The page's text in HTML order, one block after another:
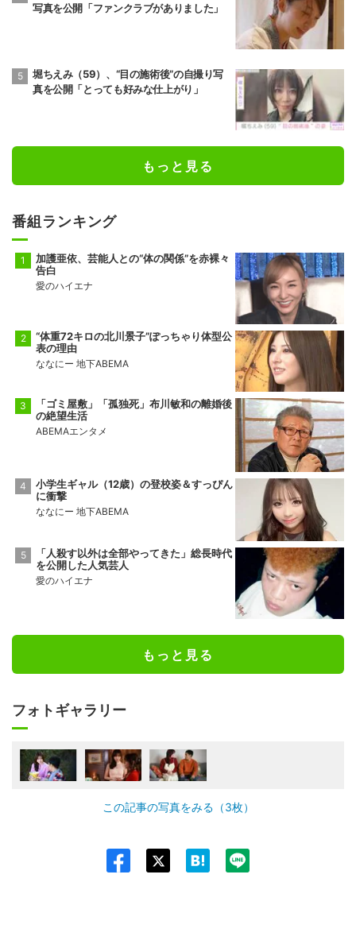
写真を公開「ファンクラブがありました」
堀ちえみ（59）、“目の施術後”の自撮り写
真を公開「とっても好みな仕上がり」
もっと見る
番組ランキング
加護亜依、芸能人との“体の関係”を赤裸々
告白
愛のハイエナ
“体重72キロの北川景子”ぽっちゃり体型公
表の理由
ななにー 地下ABEMA
「ゴミ屋敷」「孤独死」布川敏和の離婚後
の絶望生活
ABEMAエンタメ
小学生ギャル（12歳）の登校姿＆すっぴん
に衝撃
ななにー 地下ABEMA
「人殺す以外は全部やってきた」総長時代
を公開した人気芸人
愛のハイエナ
もっと見る
フォトギャラリー
この記事の写真をみる（3枚）